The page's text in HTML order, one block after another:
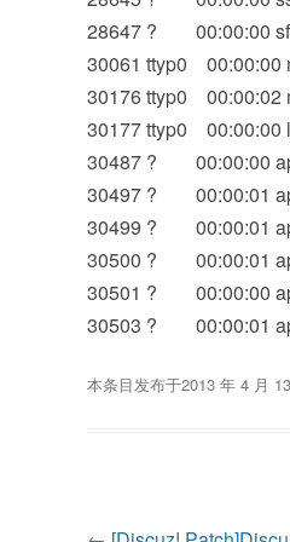
28647 ? 00:00:00
30061 ttyp0 00:00:00
30176 ttyp0 00:00:02
30177 ttyp0 00:00:00
30487 ? 00:00:00
30497 ? 00:00:01
30499 ? 00:00:01
30500 ? 00:00:01
30501 ? 00:00:00
30503 ? 00:00:01
本条目发布于2013 年 4 月